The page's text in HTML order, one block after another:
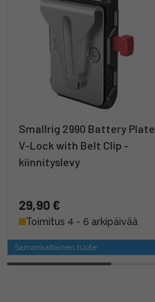
Smallrig 2990 Battery Plate
V-Lock with Belt Clip -
kiinnityslevy
29,90 €
Toimitus 4 - 6 arkipäivää
Samankaltainen tuote